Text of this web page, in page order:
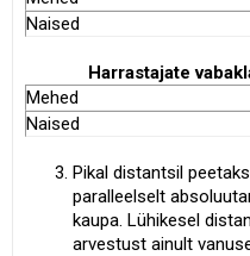
Naised
Harrastajate
Mehed
Naised
Pikal distantsil
paralleelselt
kaupa. Lühikesel
arvestust ainult